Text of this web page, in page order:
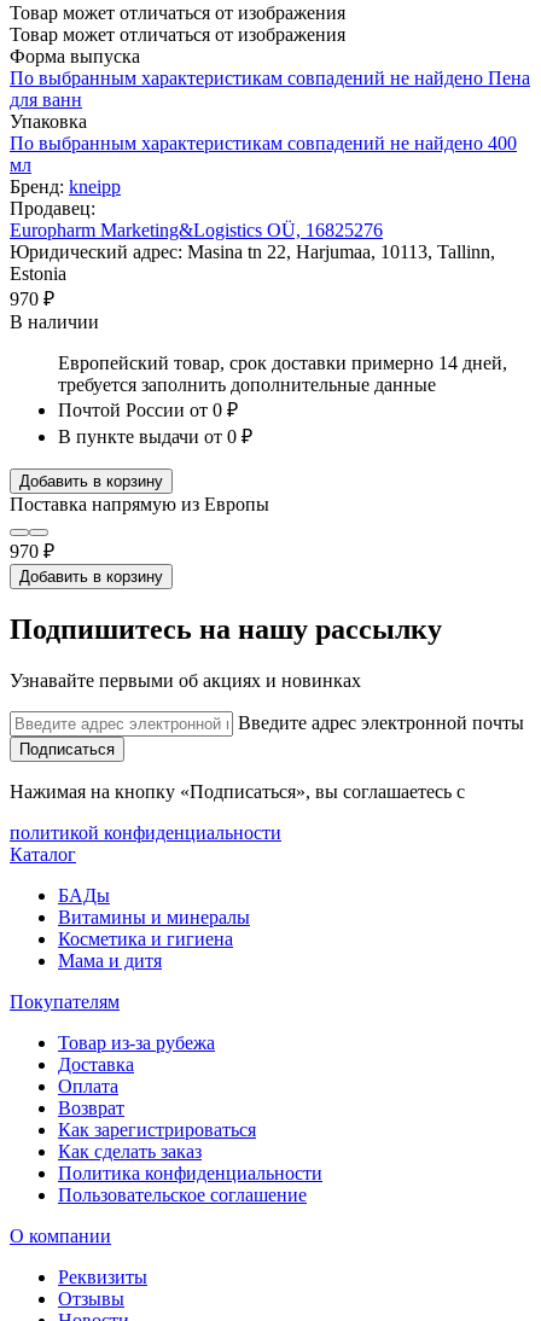
Товар может отличаться от изображения
Товар может отличаться от изображения
Форма выпуска
По выбранным характеристикам совпадений не найдено Пена
для ванн
Упаковка
По выбранным характеристикам совпадений не найдено 400
мл
Бренд: kneipp
Продавец:
Europharm Marketing&Logistics OÜ, 16825276
Юридический адрес: Masina tn 22, Harjumaa, 10113, Tallinn,
Estonia
970 ₽
В наличии
Европейский товар, срок доставки примерно 14 дней,
требуется заполнить дополнительные данные
Почтой России от 0 ₽
В пункте выдачи от 0 ₽
Добавить в корзину
Поставка напрямую из Европы
970 ₽
Добавить в корзину
Подпишитесь на нашу рассылку
Узнавайте первыми об акциях и новинках
Введите адрес электронной почты
Подписаться
Нажимая на кнопку «Подписаться», вы соглашаетесь с
политикой конфиденциальности
Каталог
БАДы
Витамины и минералы
Косметика и гигиена
Мама и дитя
Покупателям
Товар из-за рубежа
Доставка
Оплата
Возврат
Как зарегистрироваться
Как сделать заказ
Политика конфиденциальности
Пользовательское соглашение
О компании
Реквизиты
Отзывы